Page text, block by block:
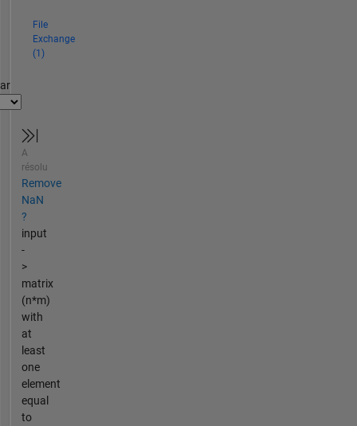
File
Exchange
(1)
A
résolu
Remove
NaN
?
input
-
>
matrix
(n*m)
with
at
least
one
element
equal
to